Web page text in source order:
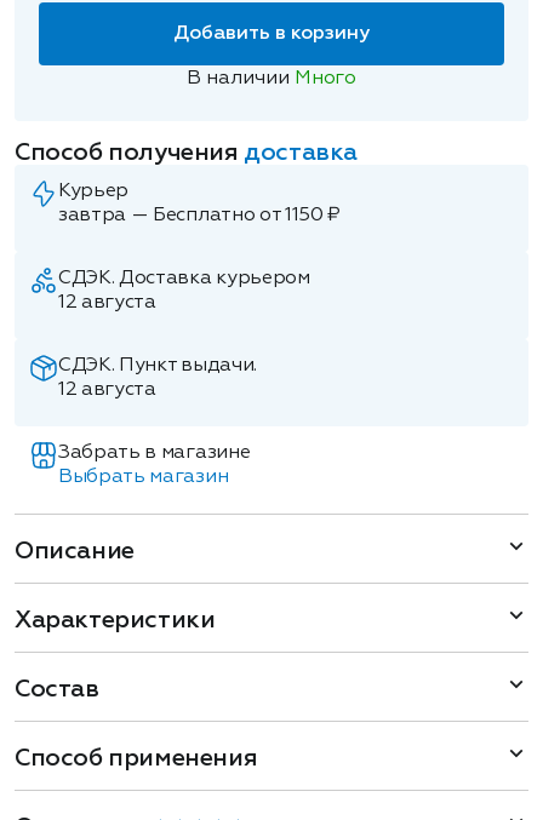
Добавить в корзину
В наличии Много
Способ получения доставка
Курьер
завтра — Бесплатно от 1150 ₽
СДЭК. Доставка курьером
12 августа
СДЭК. Пункт выдачи.
12 августа
Забрать в магазине
Выбрать магазин
Описание
Характеристики
Состав
Способ применения